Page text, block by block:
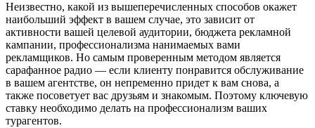
Неизвестно, какой из вышеперечисленных способов окажет
наибольший эффект в вашем случае, это зависит от
активности вашей целевой аудитории, бюджета рекламной
кампании, профессионализма нанимаемых вами
рекламщиков. Но самым проверенным методом является
сарафанное радио — если клиенту понравится обслуживание
в вашем агентстве, он непременно придет к вам снова, а
также посоветует вас друзьям и знакомым. Поэтому ключевую
ставку необходимо делать на профессионализм ваших
турагентов.